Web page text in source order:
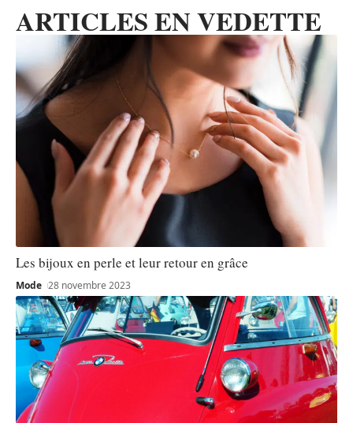
ARTICLES EN VEDETTE
Les bijoux en perle et leur retour en grâce
Mode 28 novembre 2023